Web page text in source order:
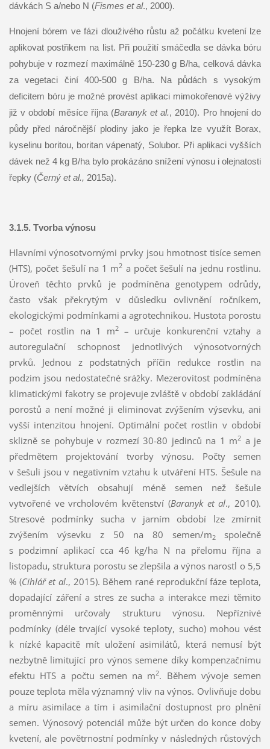
dávkách S a/nebo N (Fismes et al., 2000).
Hnojení bórem ve fázi dlouživého růstu až počátku kvetení lze
aplikovat postřikem na list. Při použití smáčedla se dávka bóru
pohybuje v rozmezí maximálně 150-230 g B/ha, celková dávka
za vegetaci činí 400-500 g B/ha. Na půdách s vysokým
deficitem bóru je možné provést aplikaci mimokořenové výživy
již v období měsíce října (Baranyk et al., 2010). Pro hnojení do
půdy před náročnější plodiny jako je řepka lze využít Borax,
kyselinu boritou, boritan vápenatý, Solubor. Při aplikaci vyšších
dávek než 4 kg B/ha bylo prokázáno snížení výnosu i olejnatosti
řepky (Černý et al., 2015a).
3.1.5. Tvorba výnosu
Hlavními výnosotvornými prvky jsou hmotnost tisíce semen
(HTS), počet šešulí na 1 m2 a počet šešulí na jednu rostlinu.
Úroveň těchto prvků je podmíněna genotypem odrůdy,
často však překrytým v důsledku ovlivnění ročníkem,
ekologickými podmínkami a agrotechnikou. Hustota porostu
– počet rostlin na 1 m2 – určuje konkurenční vztahy a
autoregulační schopnost jednotlivých výnosotvorných
prvků. Jednou z podstatných příčin redukce rostlin na
podzim jsou nedostatečné srážky. Mezerovitost podmíněna
klimatickými fakotry se projevuje zvláště v období zakládání
porostů a není možné ji eliminovat zvýšením výsevku, ani
vyšší intenzitou hnojení. Optimální počet rostlin v období
sklizně se pohybuje v rozmezí 30-80 jedinců na 1 m2 a je
předmětem projektování tvorby výnosu. Počty semen
v šešuli jsou v negativním vztahu k utváření HTS. Šešule na
vedlejších větvích obsahují méně semen než šešule
vytvořené ve vrcholovém květenství (Baranyk et al., 2010).
Stresové podmínky sucha v jarním období lze zmírnit
zvýšením výsevku z 50 na 80 semen/m2 společně
s podzimní aplikací cca 46 kg/ha N na přelomu října a
listopadu, struktura porostu se zlepšila a výnos narostl o 5,5
% (Cihlář et al., 2015). Během rané reprodukční fáze teplota,
dopadající záření a stres ze sucha a interakce mezi těmito
proměnnými určovaly strukturu výnosu. Nepříznivé
podmínky (déle trvající vysoké teploty, sucho) mohou vést
k nízké kapacitě mít uložení asimilátů, která nemusí být
nezbytně limitující pro výnos semene díky kompenzačnímu
efektu HTS a počtu semen na m2. Během vývoje semen
pouze teplota měla významný vliv na výnos. Ovlivňuje dobu
a míru asimilace a tím i asimilační dostupnost pro plnění
semen. Výnosový potenciál může být určen do konce doby
kvetení, ale povětrnostní podmínky v následných růstových